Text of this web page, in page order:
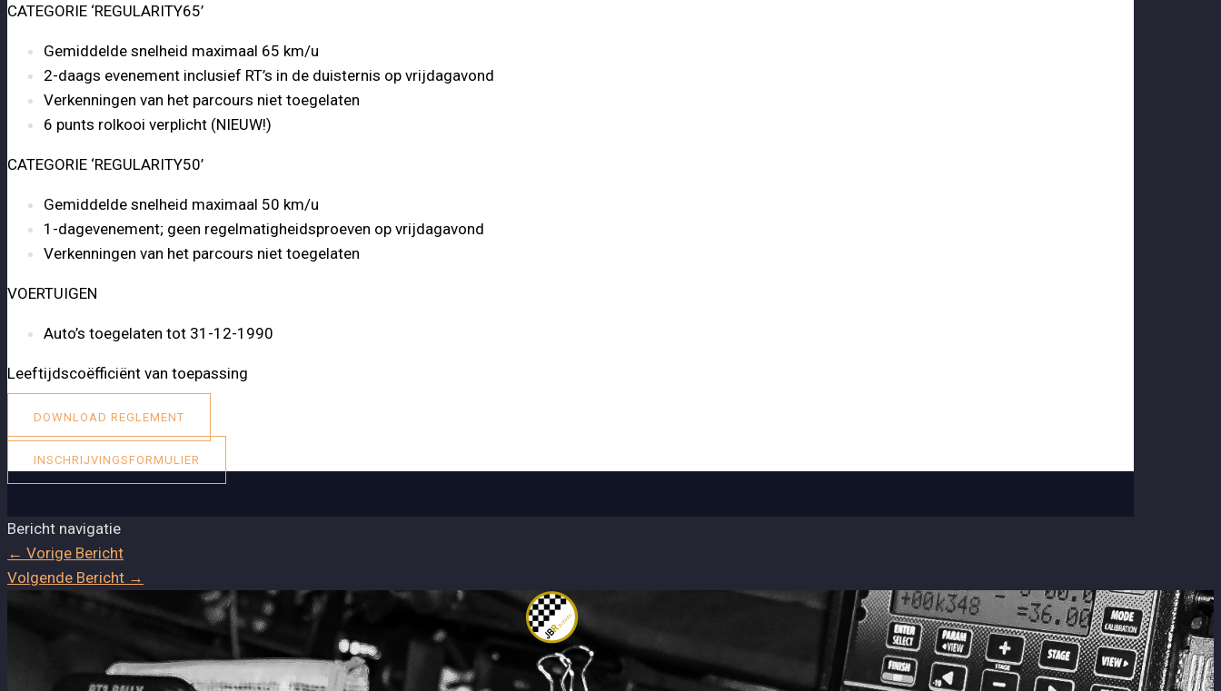
CATEGORIE ‘REGULARITY65’
Gemiddelde snelheid maximaal 65 km/u
2-daags evenement inclusief RT’s in de duisternis op vrijdagavond
Verkenningen van het parcours niet toegelaten
6 punts rolkooi verplicht (NIEUW!)
CATEGORIE ‘REGULARITY50’
Gemiddelde snelheid maximaal 50 km/u
1-dagevenement; geen regelmatigheidsproeven op vrijdagavond
Verkenningen van het parcours niet toegelaten
VOERTUIGEN
Auto’s toegelaten tot 31-12-1990
Leeftijdscoëfficiënt van toepassing
DOWNLOAD REGLEMENT
INSCHRIJVINGSFORMULIER
Bericht navigatie
← Vorige Bericht
Volgende Bericht →